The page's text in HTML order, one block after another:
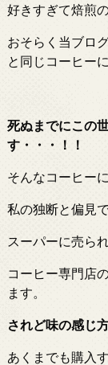
好きすぎて焙煎
おそらく当ブロ
と同じコーヒー
死ぬまでにこの
す・・・！！
そんなコーヒー
私の独断と偏見
スーパーに売ら
コーヒー専門店
ます。
されど味の感じ
あくまでも購入